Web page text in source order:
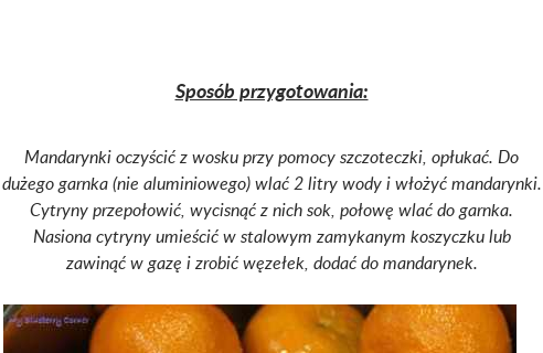
Sposób przygotowania:
Mandarynki oczyścić z wosku przy pomocy szczoteczki, opłukać. Do
dużego garnka (nie aluminiowego) wlać 2 litry wody i włożyć mandarynki.
Cytryny przepołowić, wycisnąć z nich sok, połowę wlać do garnka.
Nasiona cytryny umieścić w stalowym zamykanym koszyczku lub
zawinąć w gazę i zrobić węzełek, dodać do mandarynek.